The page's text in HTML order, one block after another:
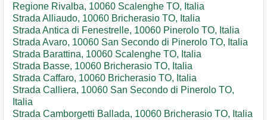
Regione Rivalba, 10060 Scalenghe TO, Italia
Strada Alliaudo, 10060 Bricherasio TO, Italia
Strada Antica di Fenestrelle, 10060 Pinerolo TO, Italia
Strada Avaro, 10060 San Secondo di Pinerolo TO, Italia
Strada Barattina, 10060 Scalenghe TO, Italia
Strada Basse, 10060 Bricherasio TO, Italia
Strada Caffaro, 10060 Bricherasio TO, Italia
Strada Calliera, 10060 San Secondo di Pinerolo TO,
Italia
Strada Camborgetti Ballada, 10060 Bricherasio TO, Italia